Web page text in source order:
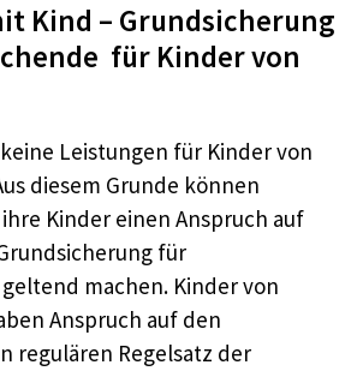
Kind – Grundsicherung
für Kinder von
keine Leistungen für Kinder von
diesem Grunde können
Kinder einen Anspruch auf
für
machen. Kinder von
Anspruch auf den
regulären Regelsatz der